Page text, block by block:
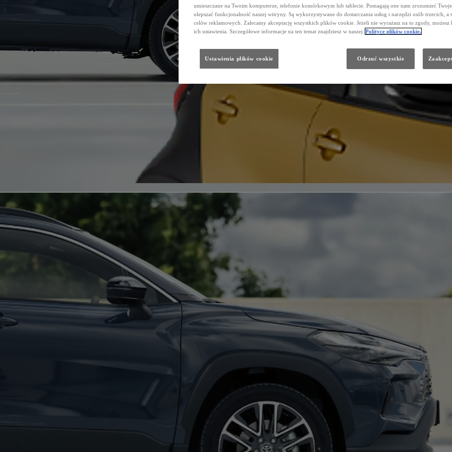
umieszczane na Twoim komputerze, telefonie komórkowym lub tablecie. Pomagają one nam zrozumieć
ulepszać funkcjonalność naszej witryny. Są wykorzystywane do dostarczania usług i narzędzi osób trzecich, a
celów reklamowych. Zalecamy akceptację wszystkich plików cookie. Jeżeli nie wyrażasz na to zgody, możesz
ich ustawienia. Szczegółowe informacje na ten temat znajdziesz w naszej Polityce plików cookie.
Ustawienia plików cookie Odrzuć wszystkie